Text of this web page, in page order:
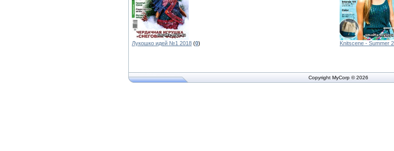
Лукошко идей №1 2018 (0) Knitscene - Summer
Copyright MyCorp © 2026